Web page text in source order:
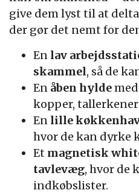
give dem lyst til at
der gør det nemt for
En lav
skammel, så de
En åben hylde
kopper, tallerkener
En lille
hvor de kan dyrke
Et magnetisk
tavlevæg, hvor de
indkøbslister.